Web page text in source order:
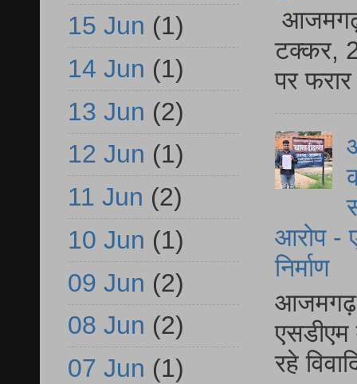
आजमगढ़
टक्कर,
पर
आरोप -
निर्माण
आजमगढ़
एसडीएम
रहे
15 Jun (1)
14 Jun (1)
13 Jun (2)
12 Jun (1)
11 Jun (2)
10 Jun (1)
09 Jun (2)
08 Jun (2)
07 Jun (1)